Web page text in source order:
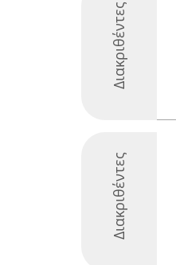
Διακριθέντες
Διακριθέντες